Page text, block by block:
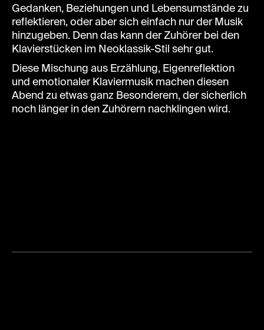
Gedanken, Beziehungen und Lebensumstände zu
reflektieren, oder aber sich einfach nur der Musik
hinzugeben. Denn das kann der Zuhörer bei den
Klavierstücken im Neoklassik-Stil sehr gut.
Diese Mischung aus Erzählung, Eigenreflektion
und emotionaler Klaviermusik machen diesen
Abend zu etwas ganz Besonderem, der sicherlich
noch länger in den Zuhörern nachklingen wird.